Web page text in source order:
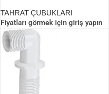
TAHRAT ÇUBUKLARI
Fiyatları görmek için giriş yapın